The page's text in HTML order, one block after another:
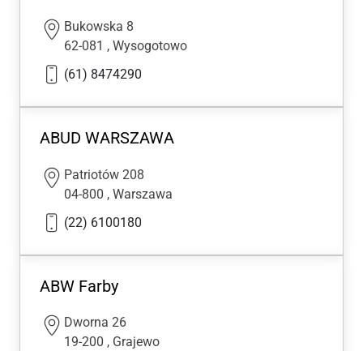
Bukowska 8
62-081 , Wysogotowo
(61) 8474290
ABUD WARSZAWA
Patriotów 208
04-800 , Warszawa
(22) 6100180
ABW Farby
Dworna 26
19-200 , Grajewo